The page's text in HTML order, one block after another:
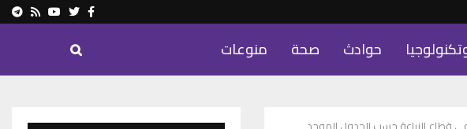
Facebook
Twitter
Youtube
Rss
حوادث صحة منوعات